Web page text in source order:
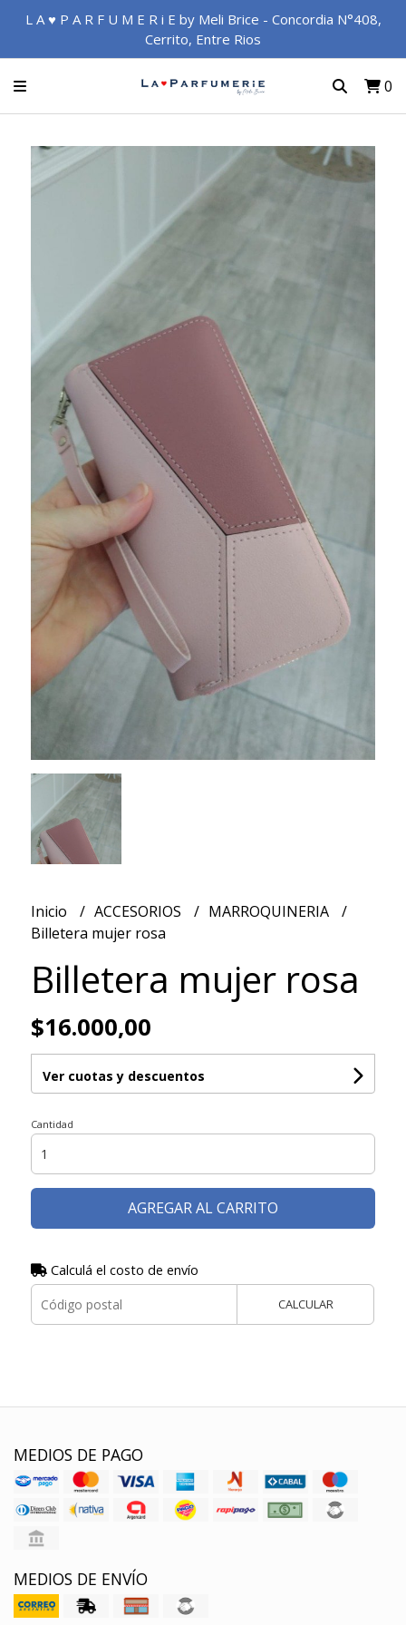
L A ♥ P A R F U M E R i E by Meli Brice - Concordia N°408,
Cerrito, Entre Rios
0
Inicio ACCESORIOS
MARROQUINERIA
Billetera mujer rosa
Billetera mujer rosa
$16.000,00
Ver cuotas y descuentos
Cantidad
AGREGAR AL CARRITO
Calculá el costo de envío
CALCULAR
MEDIOS DE PAGO
MEDIOS DE ENVÍO